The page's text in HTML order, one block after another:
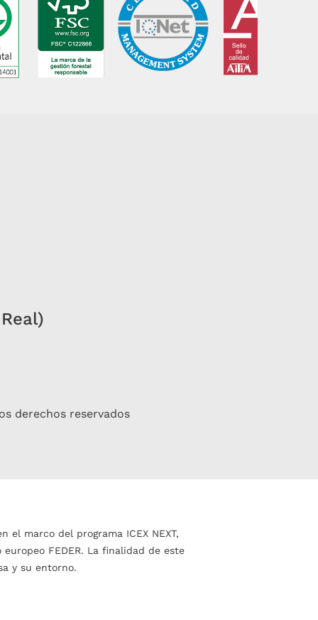
derechos reservados
el marco del programa ICEX NEXT,
FEDER. La finalidad de este
y su entorno.